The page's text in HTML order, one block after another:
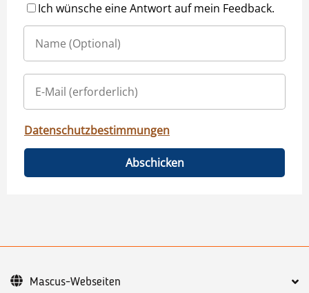
Ich wünsche eine Antwort auf mein Feedback.
Datenschutzbestimmungen
Abschicken
Mascus-Webseiten